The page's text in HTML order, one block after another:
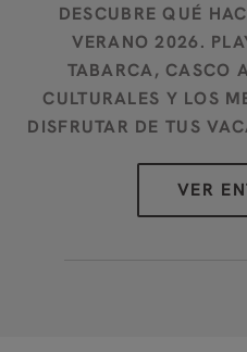
DESCUBRE QUÉ
VERANO 2026.
TABARCA, CASCO
CULTURALES Y LOS
DISFRUTAR DE TUS